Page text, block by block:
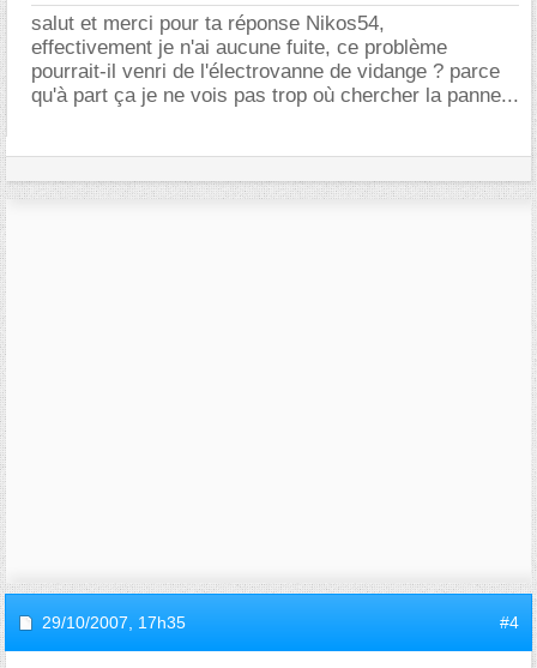
salut et merci pour ta réponse Nikos54,
effectivement je n'ai aucune fuite, ce problème
pourrait-il venri de l'électrovanne de vidange ? parce
qu'à part ça je ne vois pas trop où chercher la panne...
29/10/2007, 17h35 #4